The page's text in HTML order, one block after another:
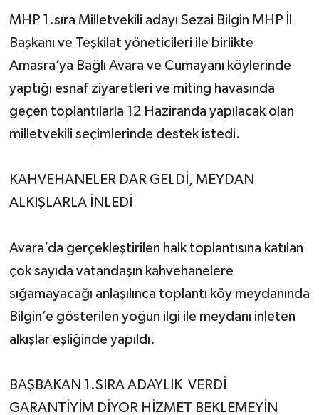
MHP 1.sıra Milletvekili adayı Sezai Bilgin MHP İl
Başkanı ve Teşkilat yöneticileri ile birlikte
Amasra’ya Bağlı Avara ve Cumayanı köylerinde
yaptığı esnaf ziyaretleri ve miting havasında
geçen toplantılarla 12 Haziranda yapılacak olan
milletvekili seçimlerinde destek istedi.
KAHVEHANELER DAR GELDİ, MEYDAN
ALKIŞLARLA İNLEDİ
Avara’da gerçekleştirilen halk toplantısına katılan
çok sayıda vatandaşın kahvehanelere
sığamayacağı anlaşılınca toplantı köy meydanında
Bilgin’e gösterilen yoğun ilgi ile meydanı inleten
alkışlar eşliğinde yapıldı.
BAŞBAKAN 1.SIRA ADAYLIK VERDİ
GARANTİYİM DİYOR HİZMET BEKLEMEYİN
DÜNYA
YEREL